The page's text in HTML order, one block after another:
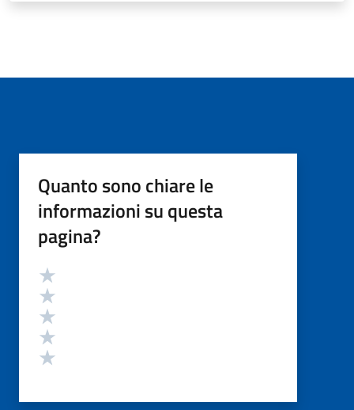
Quanto sono chiare le
informazioni su questa
pagina?
Valutazione